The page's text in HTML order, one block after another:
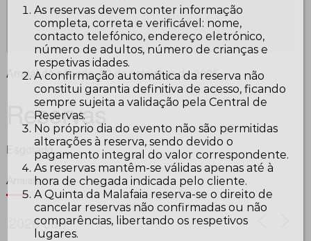
Arraial de sábado, 20 de setembro de 2025
Reservas
Esgotado.
Arraiais
As reservas devem conter informação
completa, correta e verificável: nome,
contacto telefónico, endereço eletrónico,
número de adultos, número de crianças e
respetivas idades.
A confirmação automática da reserva não
constitui garantia definitiva de acesso, ficando
sempre sujeita a validação pela Central de
Reservas.
No próprio dia do evento não são permitidas
alterações à reserva, sendo devido o
pagamento integral do valor correspondente.
As reservas mantêm-se válidas apenas até à
hora de chegada indicada pelo cliente.
A Quinta da Malafaia reserva-se o direito de
cancelar reservas não confirmadas ou não
comparências, libertando os respetivos
lugares.